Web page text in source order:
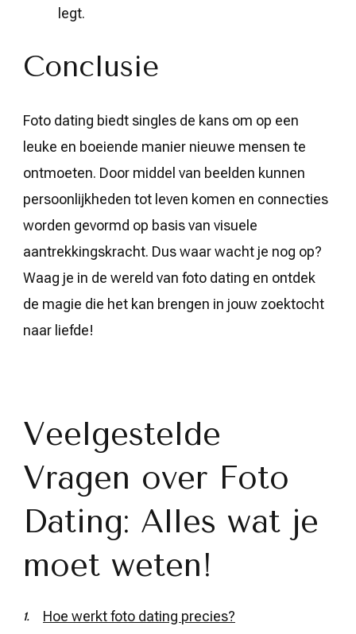
legt.
Conclusie
Foto dating biedt singles de kans om op een
leuke en boeiende manier nieuwe mensen te
ontmoeten. Door middel van beelden kunnen
persoonlijkheden tot leven komen en connecties
worden gevormd op basis van visuele
aantrekkingskracht. Dus waar wacht je nog op?
Waag je in de wereld van foto dating en ontdek
de magie die het kan brengen in jouw zoektocht
naar liefde!
Veelgestelde
Vragen over Foto
Dating: Alles wat je
moet weten!
Hoe werkt foto dating precies?